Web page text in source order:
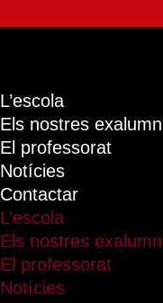
L’escola
Els nostres
El professorat
Notícies
Contactar
L’escola
Els nostres
El professorat
Notícies